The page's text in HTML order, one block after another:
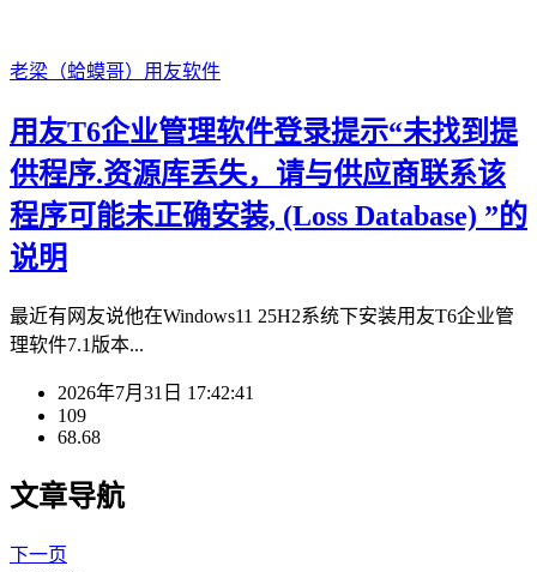
老梁（蛤蟆哥） 用友软件
用友T6企业管理软件登录提示“未找到提
供程序.资源库丢失，请与供应商联系该
程序可能未正确安装, (Loss Database) ”的
说明
最近有网友说他在Windows11 25H2系统下安装用友T6企业管
理软件7.1版本...
2026年7月31日 17:42:41
109
68.68
文章导航
下一页